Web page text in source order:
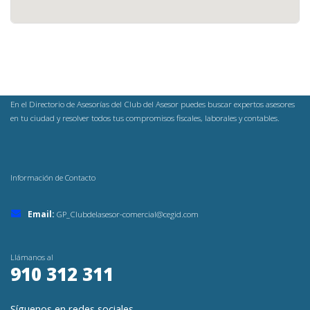
En el Directorio de Asesorías del Club del Asesor puedes buscar expertos asesores
en tu ciudad y resolver todos tus compromisos fiscales, laborales y contables.
Información de Contacto
Email: GP_Clubdelasesor-comercial@cegid.com
Llámanos al
910 312 311